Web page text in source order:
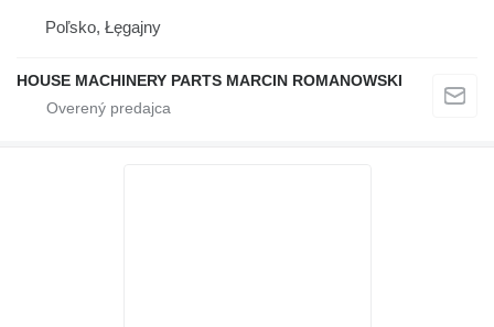
Poľsko, Łęgajny
HOUSE MACHINERY PARTS MARCIN ROMANOWSKI